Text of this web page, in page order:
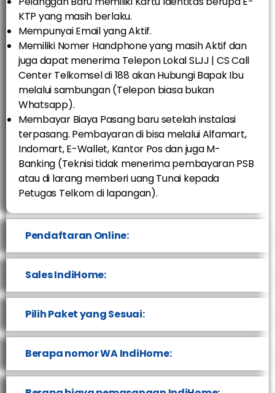
KTP yang masih berlaku.
Mempunyai Email yang Aktif.
Memiliki Nomer Handphone yang masih Aktif dan
juga dapat menerima Telepon Lokal SLJJ | CS Call
Center Telkomsel di 188 akan Hubungi Bapak Ibu
melalui sambungan (Telepon biasa bukan
Whatsapp).
Membayar Biaya Pasang baru setelah instalasi
terpasang. Pembayaran di bisa melalui Alfamart,
Indomart, E-Wallet, Kantor Pos dan juga M-
Banking (Teknisi tidak menerima pembayaran PSB
atau di larang memberi uang Tunai kepada
Petugas Telkom di lapangan).
Pendaftaran Online:
Sales IndiHome:
Pilih Paket yang Sesuai:
Berapa nomor WA IndiHome: